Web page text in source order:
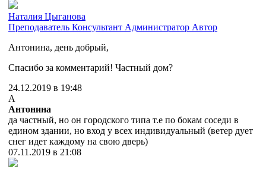
Наталия Цыганова
Преподаватель Консультант Администратор Автор
Антонина, день добрый,
Спасибо за комментарий! Частный дом?
24.12.2019 в 19:48
А
Антонина
да частный, но он городского типа т.е по бокам соседи в
едином здании, но вход у всех индивидуальный (ветер дует
снег идет каждому на свою дверь)
07.11.2019 в 21:08